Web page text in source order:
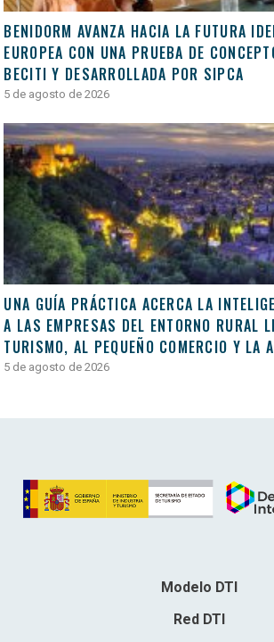
BENIDORM AVANZA HACIA LA FUTURA
EUROPEA CON UNA PRUEBA DE
BECITI Y DESARROLLADA POR SIPCA
5 de agosto de 2026
UNA GUÍA PRÁCTICA ACERCA LA
A LAS EMPRESAS DEL ENTORNO RURAL
TURISMO, AL PEQUEÑO COMERCIO Y LA
5 de agosto de 2026
Modelo DTI
Red DTI